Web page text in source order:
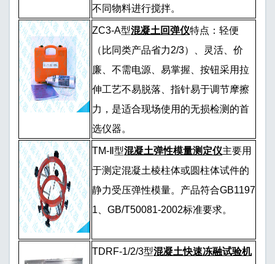
不同物料进行搅拌。
ZC3-A型混凝土回弹仪特点：轻便
（比同类产品省力2/3）、灵活、价
廉、不需电源、易掌握、按钮采用拉
伸工艺不易脱落、指针易于调节摩擦
力，是适合现场使用的无损检测的首
选仪器。
TM-Ⅱ型混凝土弹性模量测定仪主要用
于测定混凝土棱柱体或圆柱体试件的
静力受压弹性模量。产品符合GB1197
1、GB/T50081-2002标准要求。
TDRF-1/2/3型混凝土快速冻融试验机